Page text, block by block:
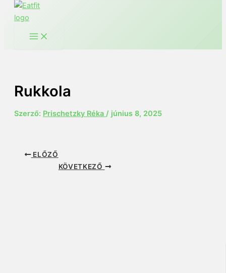
Rukkola
Szerző: Prischetzky Réka / június 8, 2025
ELŐZŐ
KÖVETKEZŐ